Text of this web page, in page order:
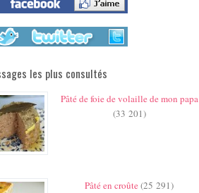
les plus consultés
Pâté de foie de volaille de mon papa
(33 201)
Pâté en croûte(25 291)